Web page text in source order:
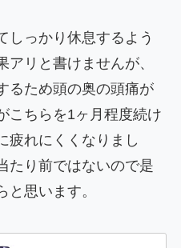
しっかり休息するよう
リと書けませんが、
るため頭の奥の頭痛が
こちらを1ヶ月程度続け
疲れにくくなりまし
たり前ではないので是
思います。